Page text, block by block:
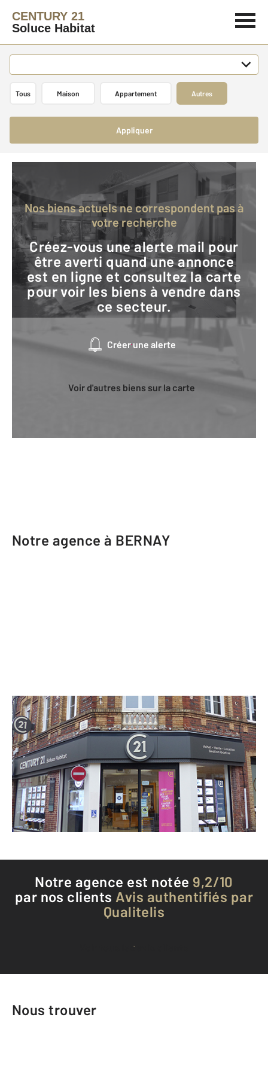
CENTURY 21
Soluce Habitat
Tous Maison Appartement Autres
Appliquer
Nos biens actuels ne correspondent pas à
votre recherche
Créez-vous une alerte mail pour
être averti quand une annonce
est en ligne et consultez la carte
pour voir les biens à vendre dans
ce secteur.
Créer une alerte
Voir d'autres biens sur la carte
Notre agence à BERNAY
CENTURY 21 Soluce Habitat
11 rue Robert Lindet
BERNAY - 27300
Envoyer un message
Téléphoner à l'agence
Notre agence est notée 9,2/10
par nos clients Avis authentifiés par
Qualitelis
Voir tous les avis clients
Nous trouver